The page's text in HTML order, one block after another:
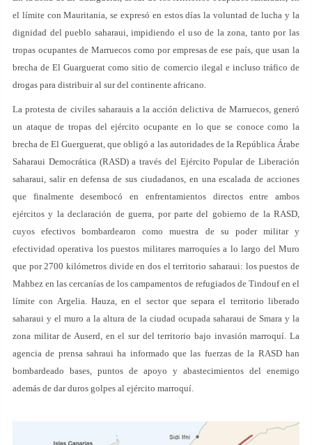
el límite con Mauritania, se expresó en estos días la voluntad de lucha y la
dignidad del pueblo saharaui, impidiendo el uso de la zona, tanto por las
tropas ocupantes de Marruecos como por empresas de ese país, que usan la
brecha de El Guarguerat como sitio de comercio ilegal e incluso tráfico de
drogas para distribuir al sur del continente africano.
La protesta de civiles saharauis a la acción delictiva de Marruecos, generó
un ataque de tropas del ejército ocupante en lo que se conoce como la
brecha de El Guerguerat, que obligó a las autoridades de la República Árabe
Saharaui Democrática (RASD) a través del Ejército Popular de Liberación
saharaui, salir en defensa de sus ciudadanos, en una escalada de acciones
que finalmente desembocó en enfrentamientos directos entre ambos
ejércitos y la declaración de guerra, por parte del gobierno de la RASD,
cuyos efectivos bombardearon como muestra de su poder militar y
efectividad operativa los puestos militares marroquíes a lo largo del Muro
que por 2700 kilómetros divide en dos el territorio saharaui: los puestos de
Mahbez en las cercanías de los campamentos de refugiados de Tindouf en el
límite con Argelia. Hauza, en el sector que separa el territorio liberado
saharaui y el muro a la altura de la ciudad ocupada saharaui de Smara y la
zona militar de Auserd, en el sur del territorio bajo invasión marroquí. La
agencia de prensa sahraui ha informado que las fuerzas de la RASD han
bombardeado bases, puntos de apoyo y abastecimientos del enemigo
además de dar duros golpes al ejército marroquí.